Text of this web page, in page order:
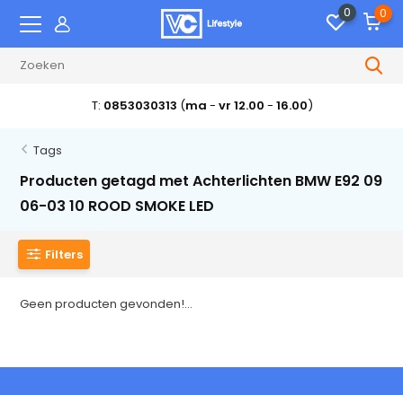
0 0
T: 0853030313 (ma - vr 12.00 - 16.00)
Tags
Producten getagd met Achterlichten BMW E92 09
06-03 10 ROOD SMOKE LED
Filters
Geen producten gevonden!...